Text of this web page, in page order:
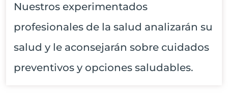
Nuestros experimentados
profesionales de la salud analizarán su
salud y le aconsejarán sobre cuidados
preventivos y opciones saludables.